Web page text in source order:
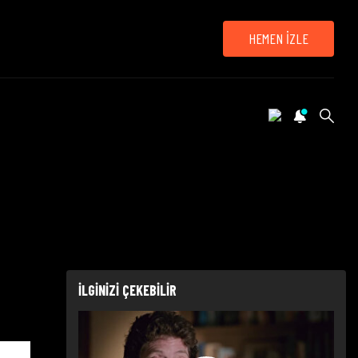
HEMEN İZLE
İLGİNİZİ ÇEKEBİLİR